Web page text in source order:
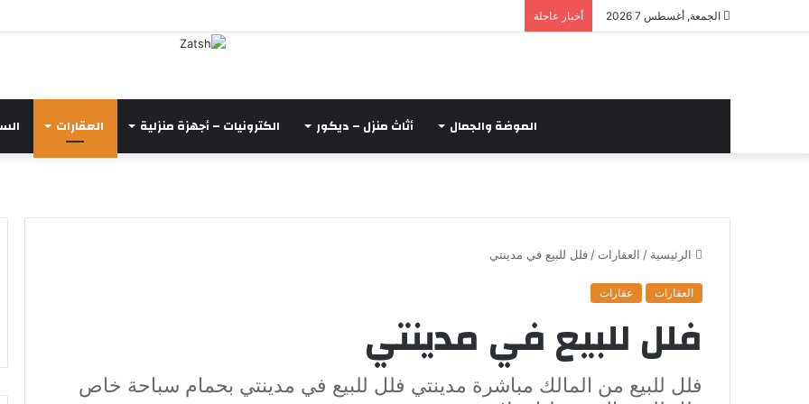
الجمعة, أغسطس 7 2026 أخبار عاجلة
الموضة والجمال أثاث منزل – ديكور الكترونيات – أجهزة منزلية العقارات
الرئيسية / العقارات / فلل للبيع في مدينتي
العقارات عقارات
فلل للبيع في مدينتي
فلل للبيع من المالك مباشرة مدينتي فلل للبيع في مدينتي بحمام سباحة خاص